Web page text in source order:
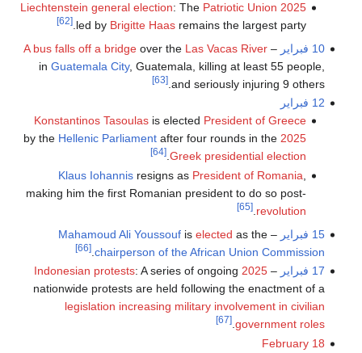
2025 Liechtenstein general election
: The Patriotic Union
led by Brigitte Haas remains the largest party.
[62]
10 فبراير –
A bus falls off a bridgeover the Las Vacas River
in Guatemala City, Guatemala, killing at least 55 people,
and seriously injuring 9 others.
[63]
12 فبراير
Konstantinos Tasoulas is elected President of Greece
by the Hellenic Parliament after four rounds in the2025
Greek presidential election
.
[64]
Klaus Iohannis resigns as President of Romania
making him the first Romanian president to do so post-
revolution
[65]
15 فبراير –
Mahamoud Ali Youssoufis elected as the
chairperson of the African Union Commission
.
[66]
17 فبراير –
2025 Indonesian protests
: A series of ongoing
nationwide protests are held following the enactment of a
legislation increasing military involvement in civilian
government roles
.
[67]
February 18